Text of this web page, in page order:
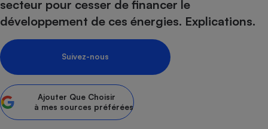
secteur pour cesser de financer le
développement de ces énergies. Explications.
Suivez-nous
Ajouter Que Choisir
à mes sources préférées
Complément
Assurance emprunteur
Petit électroménager -